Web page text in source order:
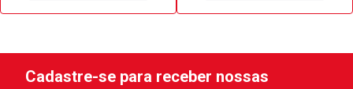
Cadastre-se para receber nossas